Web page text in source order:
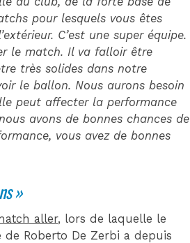
pour lesquels vous êtes
C’est une super équipe.
le match. Il va falloir être
très solides dans notre
le ballon. Nous aurons besoin
peut affecter la performance
avons de bonnes chances de
vous avez de bonnes
»
aller, lors de laquelle le
de Roberto De Zerbi a depuis